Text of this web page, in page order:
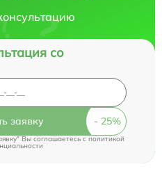
со
заявку
Вы соглашаетесь cполитикой